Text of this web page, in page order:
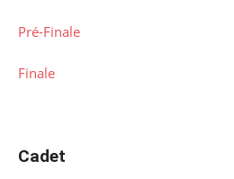
Pré-Finale
Finale
Cadet